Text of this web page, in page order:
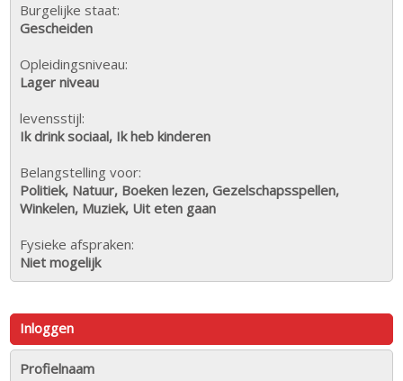
Burgelijke staat:
Gescheiden
Opleidingsniveau:
Lager niveau
levensstijl:
Ik drink sociaal, Ik heb kinderen
Belangstelling voor:
Politiek, Natuur, Boeken lezen, Gezelschapsspellen,
Winkelen, Muziek, Uit eten gaan
Fysieke afspraken:
Niet mogelijk
Inloggen
Profielnaam